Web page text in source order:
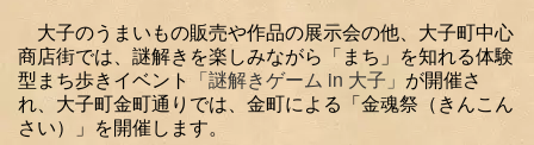
大子のうまいもの販売や作品の展示会の他、大子町中心
商店街では、謎解きを楽しみながら「まち」を知れる体験
型まち歩きイベント 「謎解きゲーム in 大子」 が開催さ
れ、大子町金町通りでは、金町による「金魂祭（きんこん
さい）」を開催します。